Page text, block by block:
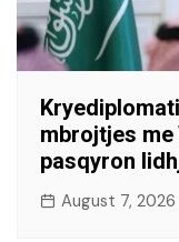
mbrojtjes me
pasqyron
August 7, 2026